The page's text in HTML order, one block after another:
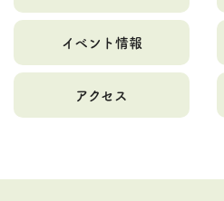
イベント情報
アクセス